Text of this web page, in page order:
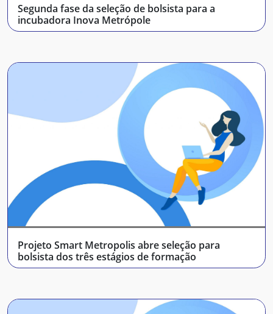
Segunda fase da seleção de bolsista para a
incubadora Inova Metrópole
Projeto Smart Metropolis abre seleção para
bolsista dos três estágios de formação